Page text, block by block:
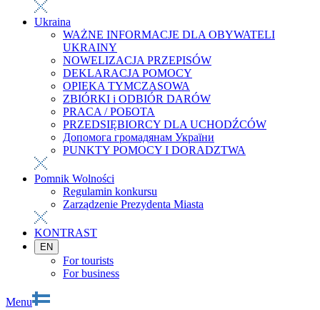
Ukraina
WAŻNE INFORMACJE DLA OBYWATELI
UKRAINY
NOWELIZACJA PRZEPISÓW
DEKLARACJA POMOCY
OPIEKA TYMCZASOWA
ZBIÓRKI i ODBIÓR DARÓW
PRACA / РОБОТА
PRZEDSIĘBIORCY DLA UCHODŹCÓW
Допомога громадянам України
PUNKTY POMOCY I DORADZTWA
Pomnik Wolności
Regulamin konkursu
Zarządzenie Prezydenta Miasta
KONTRAST
EN
For tourists
For business
Menu